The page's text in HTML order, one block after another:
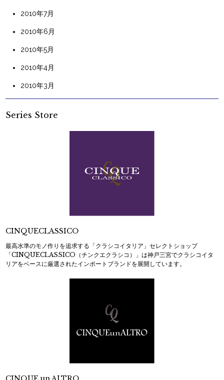
2010年7月
2010年6月
2010年5月
2010年4月
2010年3月
Series Store
CINQUECLASSICO
最高水準のモノ作りを追求する「クラシコイタリア」セレクトショップ
「CINQUECLASSICO（チンクエクラシコ）」は神戸三宮でクラシコイタ
リアをベースに厳選されたインポートブランドを展開しています。